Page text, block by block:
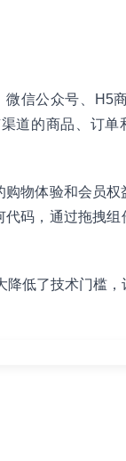
信公众号、H5
道的商品、订单
物体验和会员权
代码，通过拖拽组
降低了技术门槛，